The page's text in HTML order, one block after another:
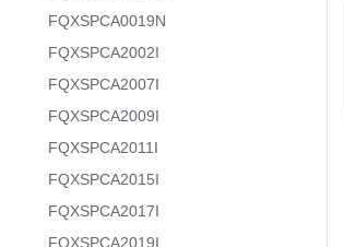
FQXSPCA0019N
FQXSPCA2002I
FQXSPCA2007I
FQXSPCA2009I
FQXSPCA2011I
FQXSPCA2015I
FQXSPCA2017I
FQXSPCA2019I